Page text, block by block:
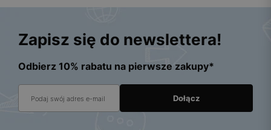
Zapisz się do newslettera!
Odbierz 10% rabatu na pierwsze zakupy*